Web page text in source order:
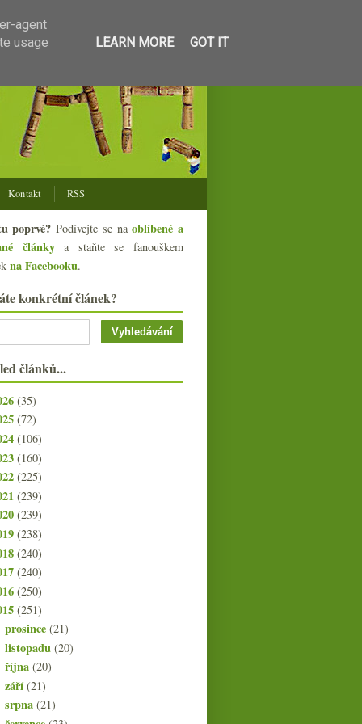
Kontakt RSS
poprvé? Podívejte se naoblíbené a
článkya staňte se fanouškem
na Facebooku.
konkrétní článek?
článků...
(35)
(72)
(106)
(160)
(225)
(239)
(239)
(238)
(240)
(240)
(250)
(251)
prosince(21)
listopadu(20)
října(20)
září(21)
srpna(21)
agent
usage
LEARN MORE GOT IT